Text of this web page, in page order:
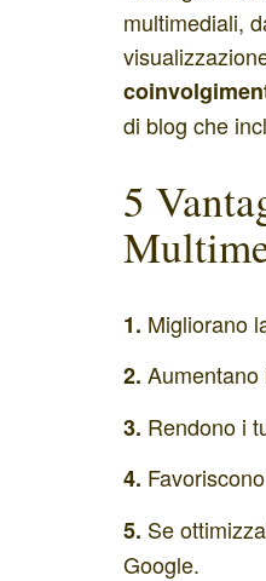
multimediali,
di blog che
5
1. Migliorano
2. Aumentano
3. Rendono i
4.
5. Se
Google.